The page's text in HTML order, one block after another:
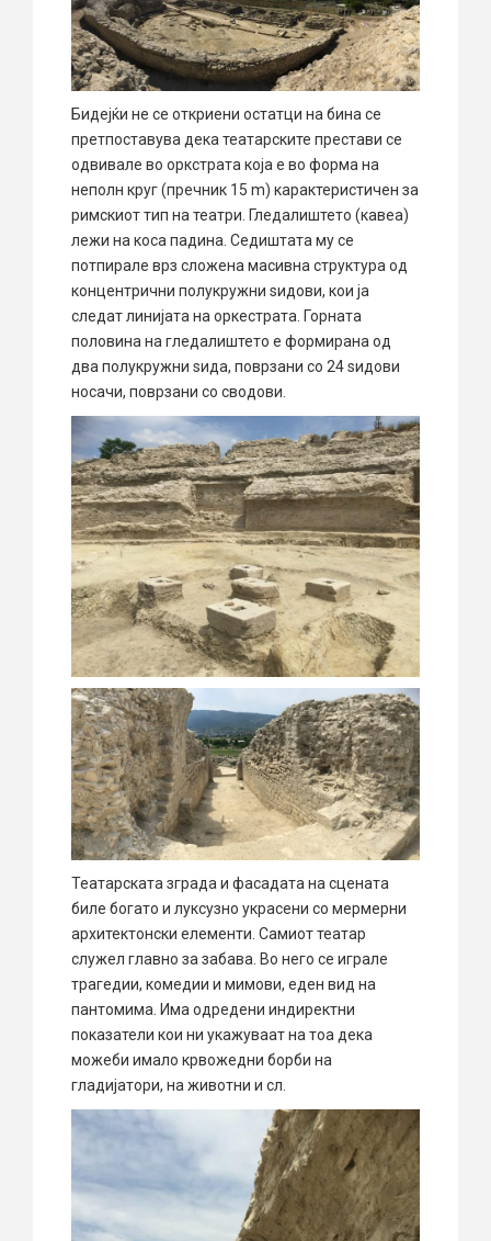
Бидејќи не се откриени остатци на бина се
претпоставува дека театарските престави се
одвивале во оркстрата која е во форма на
неполн круг (пречник 15 m) карактеристичен за
римскиот тип на театри. Гледалиштето (кавеа)
лежи на коса падина. Седиштата му се
потпирале врз сложена масивна структура од
концентрични полукружни sидови, кои ја
следат линијата на оркестрата. Горната
половина на гледалиштето е формирана од
два полукружни sида, поврзани со 24 sидови
носачи, поврзани со сводови.
Театарската зграда и фасадата на сцената
биле богато и луксузно украсени со мермерни
архитектонски елементи. Самиот театар
служел главно за забава. Во него се играле
трагедии, комедии и мимови, еден вид на
пантомима. Има одредени индиректни
показатели кои ни укажуваат на тоа дека
можеби имало крвожедни борби на
гладијатори, на животни и сл.